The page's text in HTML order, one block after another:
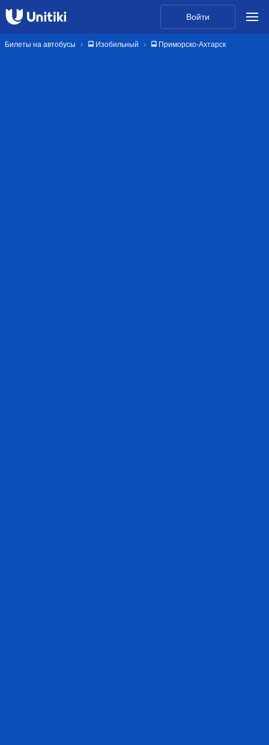
Войти
Билеты на автобусы 🚍 Изобильный 🚍 Приморско-Ахтарск